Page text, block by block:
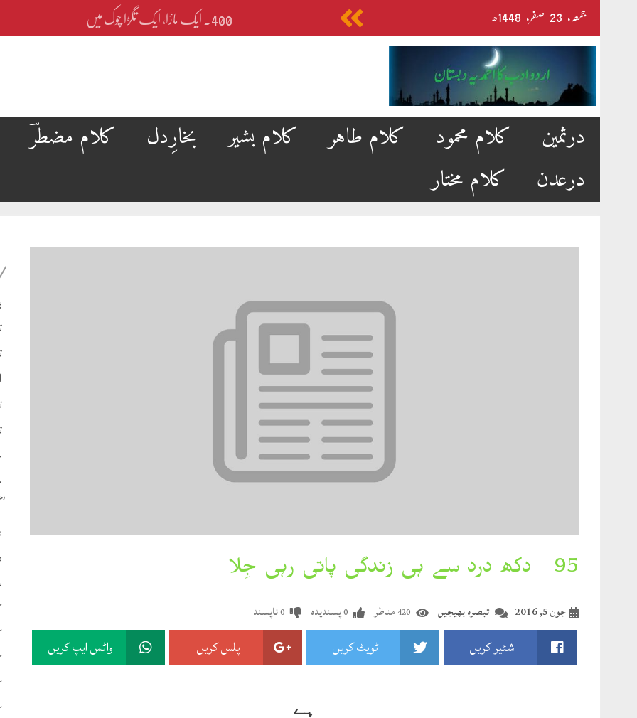
Skip
to
content
جمعہ‬‮، 23 صفر‬، 400۔ ایک ماڑا، ایک تگڑا چوک میں
درثمین کلام محمود کلام طاہر کلام بشیر بخارِدل کلام مضطرؔ
درعدن
کلام مختار
ؓ
95۔ دکھ درد سے ہی زندگی پاتی رہی جِلا
تبصرہ بھیجیں جون 5, 2016 420مناظر 0پسندیدہ 0ناپسند
شئیر کریں ٹویٹ کریں پلس کریں واٹس ایپ کریں
ہے